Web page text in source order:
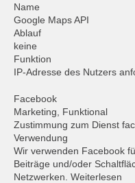
Name
Google Maps API
Ablauf
keine
Funktion
IP-Adresse des Nutzers
Facebook
Marketing, Funktional
Zustimmung zum Dienst
Verwendung
Wir verwenden Facebook
Beiträge und/oder
Netzwerken. Weiterlesen